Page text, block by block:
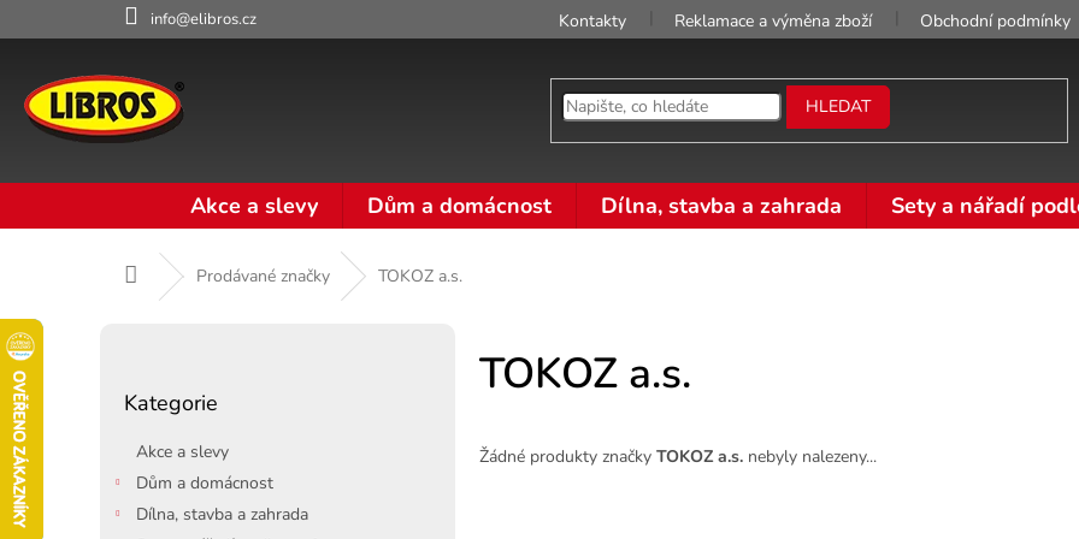
na
info@elibros.cz Kontakty Reklamace a výměna zboží Obchodní podmínky
HLEDAT
Akce a slevy Dům a domácnost Dílna, stavba a zahrada Sety a nářadí
Domů Prodávané značky TOKOZ a.s.
kategorie
Kategorie
Akce a slevy
Dům a domácnost
Dílna, stavba a zahrada
TOKOZ a.s.
Žádné produkty značky TOKOZ a.s. nebyly nalezeny...